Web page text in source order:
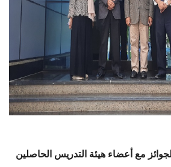
مع أعضاء هيئة التدريس الحاصلين